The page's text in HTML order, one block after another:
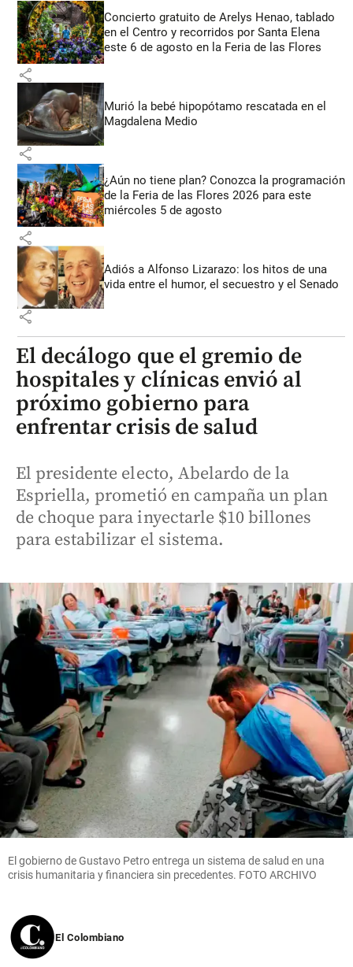
Concierto gratuito de Arelys Henao, tablado
en el Centro y recorridos por Santa Elena
este 6 de agosto en la Feria de las Flores
share
Murió la bebé hipopótamo rescatada en el
Magdalena Medio
share
¿Aún no tiene plan? Conozca la programación
de la Feria de las Flores 2026 para este
miércoles 5 de agosto
share
Adiós a Alfonso Lizarazo: los hitos de una
vida entre el humor, el secuestro y el Senado
share
El decálogo que el gremio de
hospitales y clínicas envió al
próximo gobierno para
enfrentar crisis de salud
El presidente electo, Abelardo de la
Espriella, prometió en campaña un plan
de choque para inyectarle $10 billones
para estabilizar el sistema.
El gobierno de Gustavo Petro entrega un sistema de salud en una
crisis humanitaria y financiera sin precedentes. FOTO ARCHIVO
El Colombiano